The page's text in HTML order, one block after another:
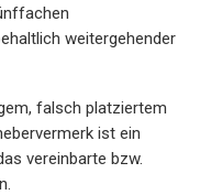
weitergehender
falsch platziertem
ist ein
vereinbarte bzw.